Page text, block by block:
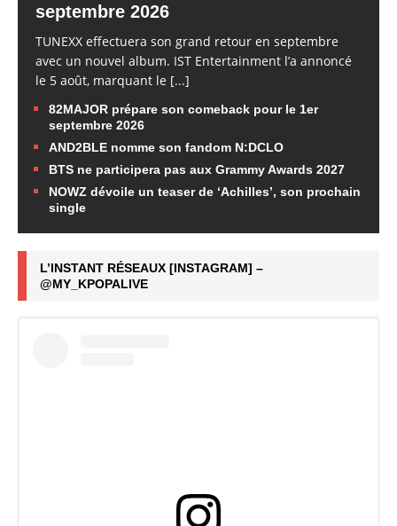
septembre 2026
TUNEXX effectuera son grand retour en septembre
avec un nouvel album. IST Entertainment l’a annoncé
le 5 août, marquant le [...]
82MAJOR prépare son comeback pour le 1er
septembre 2026
AND2BLE nomme son fandom N:DCLO
BTS ne participera pas aux Grammy Awards 2027
NOWZ dévoile un teaser de ‘Achilles’, son prochain
single
L’INSTANT RÉSEAUX [INSTAGRAM] –
@MY_KPOPALIVE